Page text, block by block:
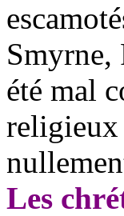
Smyrne,
été mal
religieux
Les